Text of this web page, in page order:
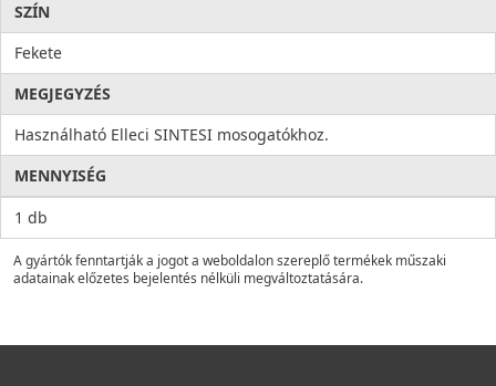
SZÍN
Fekete
MEGJEGYZÉS
Használható Elleci SINTESI mosogatókhoz.
MENNYISÉG
1 db
A gyártók fenntartják a jogot a weboldalon szereplő termékek műszaki
adatainak előzetes bejelentés nélküli megváltoztatására.